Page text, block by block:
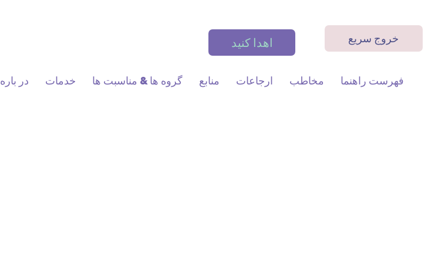
اهدا کنید
در باره خدمات گروه ها & مناسبت ها منابع ارجاعات مخاطب فهرست راهنما
خروج سریع